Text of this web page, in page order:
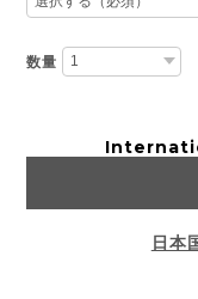
数量
日本